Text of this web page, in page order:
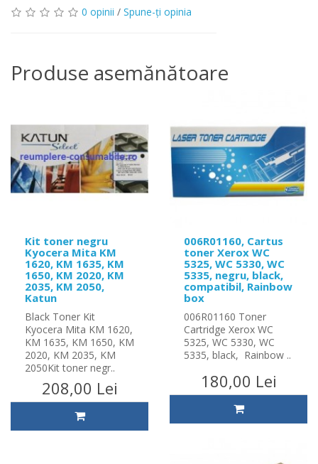
0 opinii / Spune-ţi opinia
Produse asemănătoare
Kit toner negru
Kyocera Mita KM
1620, KM 1635, KM
1650, KM 2020, KM
2035, KM 2050,
Katun
Black Toner Kit
Kyocera Mita KM 1620,
KM 1635, KM 1650, KM
2020, KM 2035, KM
2050Kit toner negr..
208,00 Lei
006R01160, Cartus
toner Xerox WC
5325, WC 5330, WC
5335, negru, black,
compatibil, Rainbow
box
006R01160 Toner
Cartridge Xerox WC
5325, WC 5330, WC
5335, black, Rainbow ..
180,00 Lei